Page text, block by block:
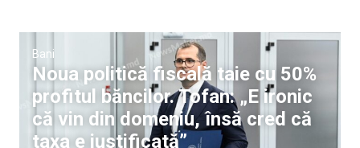
Bani
Noua politică fiscală taie cu 50%
profitul băncilor. Tofan: „E ironic
că vin din domeniu, însă cred că
taxa e justificată”